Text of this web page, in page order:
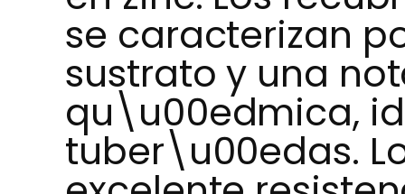
se caracterizan
sustrato y una
qu\u00edmica,
tuber\u00edas.